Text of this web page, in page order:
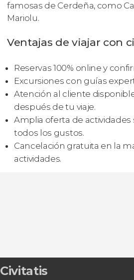
famosas de Cerdeña, como
Mariolu.
Ventajas de viajar con
Reservas 100% online y
Excursiones con guías
Atención al cliente
después de tu viaje.
Amplia oferta de actividades
todos los gustos.
Cancelación gratuita en la
actividades.
Civitatis